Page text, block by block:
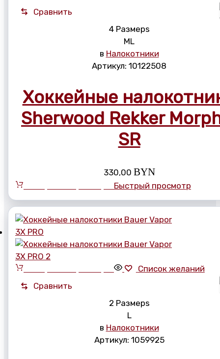
Сравнить
4 Размерs
ML
в Налокотники
Артикул: 10122508
Хоккейные
Sherwood Rekker
SR
330,00 BYN
Быстрый просмотр
Список желаний
Сравнить
2 Размерs
L
в Налокотники
Артикул: 1059925